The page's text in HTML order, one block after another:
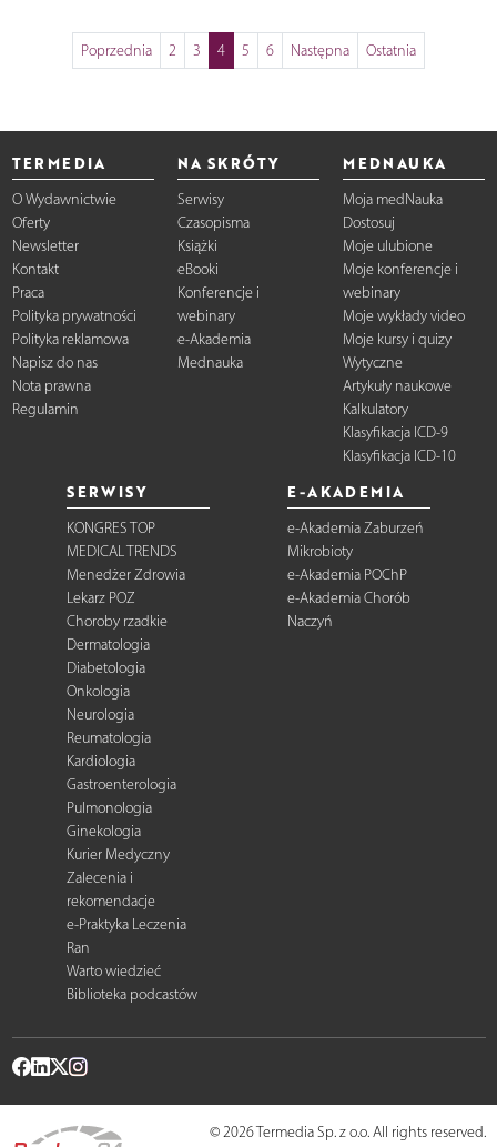
Poprzednia 2 3 4 5 6 Następna Ostatnia
TERMEDIA
O Wydawnictwie
Oferty
Newsletter
Kontakt
Praca
Polityka prywatności
Polityka reklamowa
Napisz do nas
Nota prawna
Regulamin
NA SKRÓTY
Serwisy
Czasopisma
Książki
eBooki
Konferencje i
webinary
e-Akademia
Mednauka
MEDNAUKA
Moja medNauka
Dostosuj
Moje ulubione
Moje konferencje i
webinary
Moje wykłady video
Moje kursy i quizy
Wytyczne
Artykuły naukowe
Kalkulatory
Klasyfikacja ICD-9
Klasyfikacja ICD-10
SERWISY
KONGRES TOP
MEDICAL TRENDS
Menedżer Zdrowia
Lekarz POZ
Choroby rzadkie
Dermatologia
Diabetologia
Onkologia
Neurologia
Reumatologia
Kardiologia
Gastroenterologia
Pulmonologia
Ginekologia
Kurier Medyczny
Zalecenia i
rekomendacje
e-Praktyka Leczenia
Ran
Warto wiedzieć
Biblioteka podcastów
E-AKADEMIA
e-Akademia Zaburzeń
Mikrobioty
e-Akademia POChP
e-Akademia Chorób
Naczyń
© 2026 Termedia Sp. z o.o. All rights reserved.